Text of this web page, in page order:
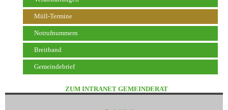
Müll-Termine
Notrufnummern
Breitband
Gemeindebrief
ZUM INTRANET GEMEINDERAT